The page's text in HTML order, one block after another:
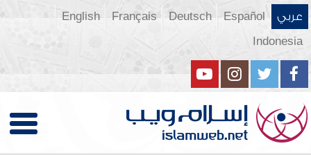
عربي Español
Deutsch
Français
English
Indonesia